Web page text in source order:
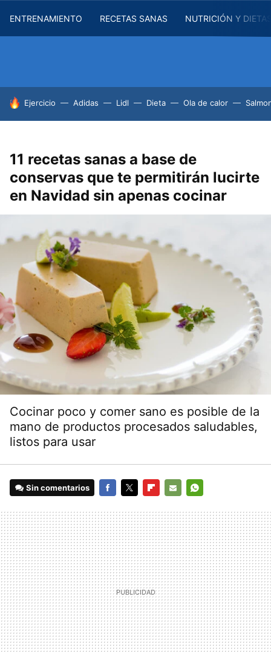
ENTRENAMIENTO RECETAS SANAS NUTRICIÓN Y
HOY SE HABLA DE
Ejercicio Adidas Lidl Dieta Ola de calor
11 recetas sanas a base de
conservas que te permitirán lucirte
en Navidad sin apenas cocinar
Cocinar poco y comer sano es posible de la
mano de productos procesados saludables,
listos para usar
Sin comentarios
MAIL